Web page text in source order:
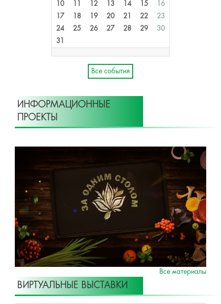
10
11 12 13 14 15
16
17
18 19 20 21 22
23
24
25 26 27 28 29
30
31
Все события
ИНФОРМАЦИОННЫЕ
ПРОЕКТЫ
Все материалы
ВИРТУАЛЬНЫЕ ВЫСТАВКИ